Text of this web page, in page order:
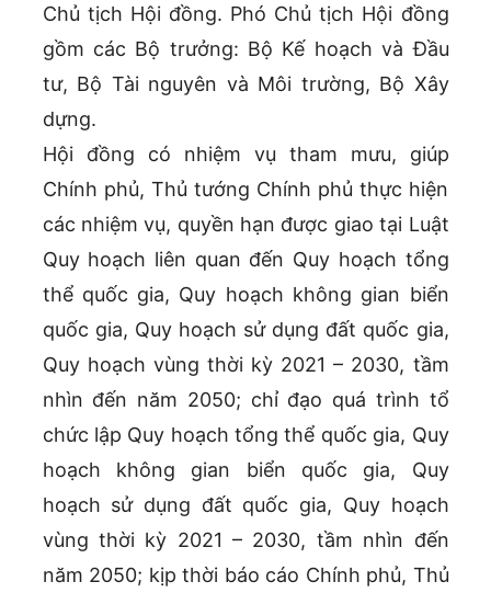
Chủ tịch Hội đồng. Phó Chủ tịch Hội đồng
gồm các Bộ trưởng: Bộ Kế hoạch và Đầu
tư, Bộ Tài nguyên và Môi trường, Bộ Xây
dựng.
Hội đồng có nhiệm vụ tham mưu, giúp
Chính phủ, Thủ tướng Chính phủ thực hiện
các nhiệm vụ, quyền hạn được giao tại Luật
Quy hoạch liên quan đến Quy hoạch tổng
thể quốc gia, Quy hoạch không gian biển
quốc gia, Quy hoạch sử dụng đất quốc gia,
Quy hoạch vùng thời kỳ 2021 – 2030, tầm
nhìn đến năm 2050; chỉ đạo quá trình tổ
chức lập Quy hoạch tổng thể quốc gia, Quy
hoạch không gian biển quốc gia, Quy
hoạch sử dụng đất quốc gia, Quy hoạch
vùng thời kỳ 2021 – 2030, tầm nhìn đến
năm 2050; kịp thời báo cáo Chính phủ, Thủ